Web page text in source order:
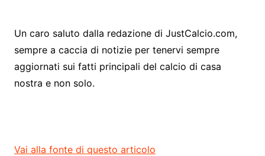
Un caro saluto dalla redazione di JustCalcio.com,
sempre a caccia di notizie per tenervi sempre
aggiornati sui fatti principali del calcio di casa
nostra e non solo.
Vai alla fonte di questo articolo